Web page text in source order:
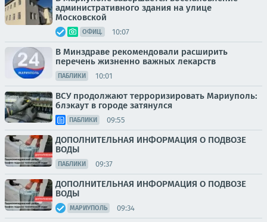
административного здания на улице
Московской
ОФИЦ. 10:07
В Минздраве рекомендовали расширить
перечень жизненно важных лекарств
ПАБЛИКИ 10:01
ВСУ продолжают терроризировать Мариуполь:
блэкаут в городе затянулся
ПАБЛИКИ 09:55
ДОПОЛНИТЕЛЬНАЯ ИНФОРМАЦИЯ О ПОДВОЗЕ
ВОДЫ
ПАБЛИКИ 09:37
ДОПОЛНИТЕЛЬНАЯ ИНФОРМАЦИЯ О ПОДВОЗЕ
ВОДЫ
МАРИУПОЛЬ 09:34